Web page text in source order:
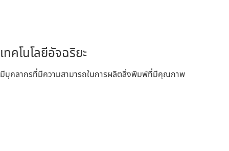
เทคโนโลยีอัจฉริยะ
มีบุคลากรที่มีความสามารถในการผลิตสิ่งพิมพ์ที่มีคุณภาพ